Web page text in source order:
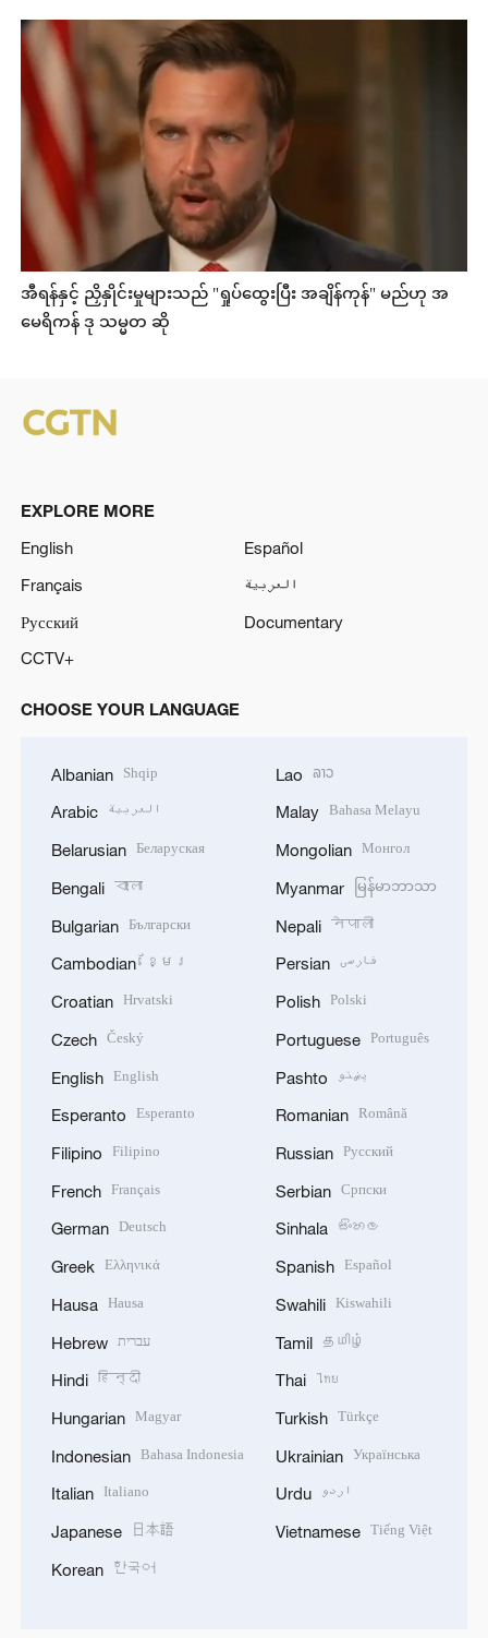
အီရန်နှင့် ညှိနှိုင်းမှုများသည် "ရှုပ်ထွေးပြီး အချိန်ကုန်" မည်ဟု အ
မေရိကန် ဒု သမ္မတ ဆို
EXPLORE MORE
English
Español
Français
العربية
Русский
Documentary
CCTV+
CHOOSE YOUR LANGUAGE
Albanian Shqip
Arabic العربية
Belarusian Беларуская
Bengali বাংলা
Bulgarian Български
Cambodian ខ្មែរ
Croatian Hrvatski
Czech Český
English English
Esperanto Esperanto
Filipino Filipino
French Français
German Deutsch
Greek Ελληνικά
Hausa Hausa
Hebrew עברית
Hindi हिन्दी
Hungarian Magyar
Indonesian Bahasa Indonesia
Italian Italiano
Japanese 日本語
Korean 한국어
Lao ລາວ
Malay Bahasa Melayu
Mongolian Монгол
Myanmar မြန်မာဘာသာ
Nepali नेपाली
Persian فارسی
Polish Polski
Portuguese Português
Pashto پښتو
Romanian Română
Russian Русский
Serbian Српски
Sinhala සිංහල
Spanish Español
Swahili Kiswahili
Tamil தமிழ்
Thai ไทย
Turkish Türkçe
Ukrainian Українська
Urdu اردو
Vietnamese Tiếng Việt